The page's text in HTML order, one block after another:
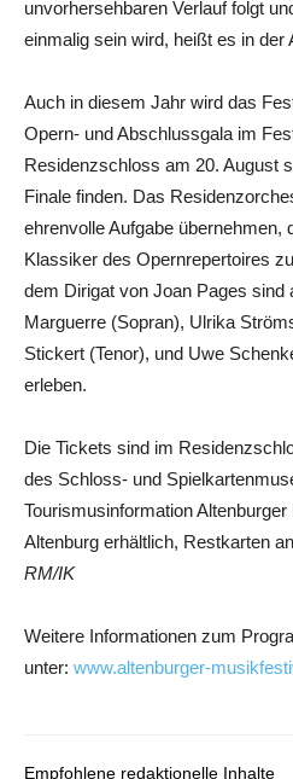
unvorhersehbaren Verlauf folgt
einmalig sein wird, heißt es in der
Auch in diesem Jahr wird das
Opern- und Abschlussgala im
Residenzschloss am 20. August
Finale finden. Das
ehrenvolle Aufgabe übernehmen,
Klassiker des Opernrepertoires
dem Dirigat von Joan Pages sind
Marguerre (Sopran), Ulrika
Stickert (Tenor), und Uwe
erleben.
Die Tickets sind im
des Schloss- und
Tourismusinformation
Altenburg erhältlich, Restkarten
RM/IK
Weitere Informationen zum
unter: www.altenburger-
Empfohlene redaktionelle Inhalte